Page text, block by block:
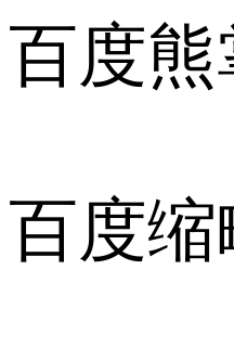
百度熊
百度缩